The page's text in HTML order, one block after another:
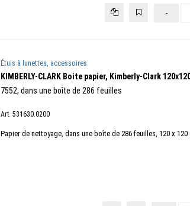
-
Étuis à lunettes, accessoires
KIMBERLY-CLARK Boite papier, Kimberly-Clark
7552, dans une boîte de 286 feuilles
Art. 531630.0200
Papier de nettoyage, dans une boîte de 286 feuilles, 120 x 120